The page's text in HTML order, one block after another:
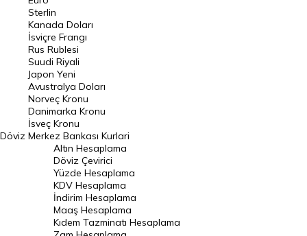
Pound Kuru
Frank Kuru
Riyal Kuru
Avustralya Doları
Danimarka Kronu Kuru
Kanada Doları Kuru
Norveç Kronu Kuru
İsveç Kronu Kuru
Japon Yeni Kuru
Serbest Piyasa Döviz Kurları
Merkez Bankası Döviz Kurları
Döviz
Sterlin
Kanada Doları
İsviçre Frangı
Rus Rublesi
Suudi Riyali
Japon Yeni
Avustralya Doları
Norveç Kronu
Danimarka Kronu
İsveç Kronu
Merkez Bankası Kurlari
Altın Hesaplama
Döviz Çevirici
Yüzde Hesaplama
KDV Hesaplama
İndirim Hesaplama
Maaş Hesaplama
Kıdem Tazminatı Hesaplama